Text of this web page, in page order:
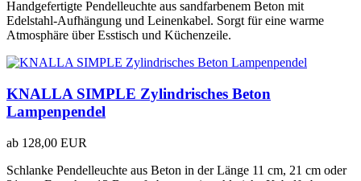
Handgefertigte Pendelleuchte aus sandfarbenem Beton mit
Edelstahl-Aufhängung und Leinenkabel. Sorgt für eine warme
Atmosphäre über Esstisch und Küchenzeile.
KNALLA SIMPLE Zylindrisches Beton
Lampenpendel
ab 128,00 EUR
Schlanke Pendelleuchte aus Beton in der Länge 11 cm, 21 cm oder